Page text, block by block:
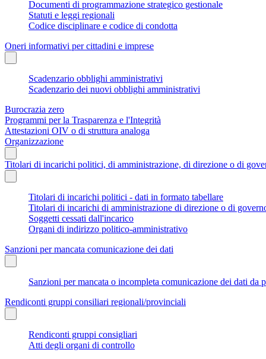
Documenti di programmazione strategico gestionale
Statuti e leggi regionali
Codice disciplinare e codice di condotta
Oneri informativi per cittadini e imprese
Scadenzario obblighi amministrativi
Scadenzario dei nuovi obblighi amministrativi
Burocrazia zero
Programmi per la Trasparenza e l'Integrità
Attestazioni OIV o di struttura analoga
Organizzazione
Titolari di incarichi politici, di amministrazione, di direzione o di
Titolari di incarichi politici - dati in formato tabellare
Titolari di incarichi di amministrazione di direzione o di
Soggetti cessati dall'incarico
Organi di indirizzo politico-amministrativo
Sanzioni per mancata comunicazione dei dati
Sanzioni per mancata o incompleta comunicazione dei dati
Rendiconti gruppi consiliari regionali/provinciali
Rendiconti gruppi consigliari
Atti degli organi di controllo